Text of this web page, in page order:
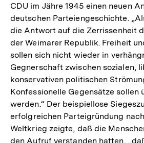
CDU im Jähre 1945 einen neuen
deutschen Parteiengeschichte.
die Antwort auf die Zerrissenheit
der Weimarer Republik. Freiheit
sollen sich nicht wieder in
Gegnerschaft zwischen sozialen,
konservativen politischen
Konfessionelle Gegensätze sollen
werden.“ Der beispiellose
erfolgreichen Parteigründung
Weltkrieg zeigte, daß die
den Aufruf verstanden hatten,